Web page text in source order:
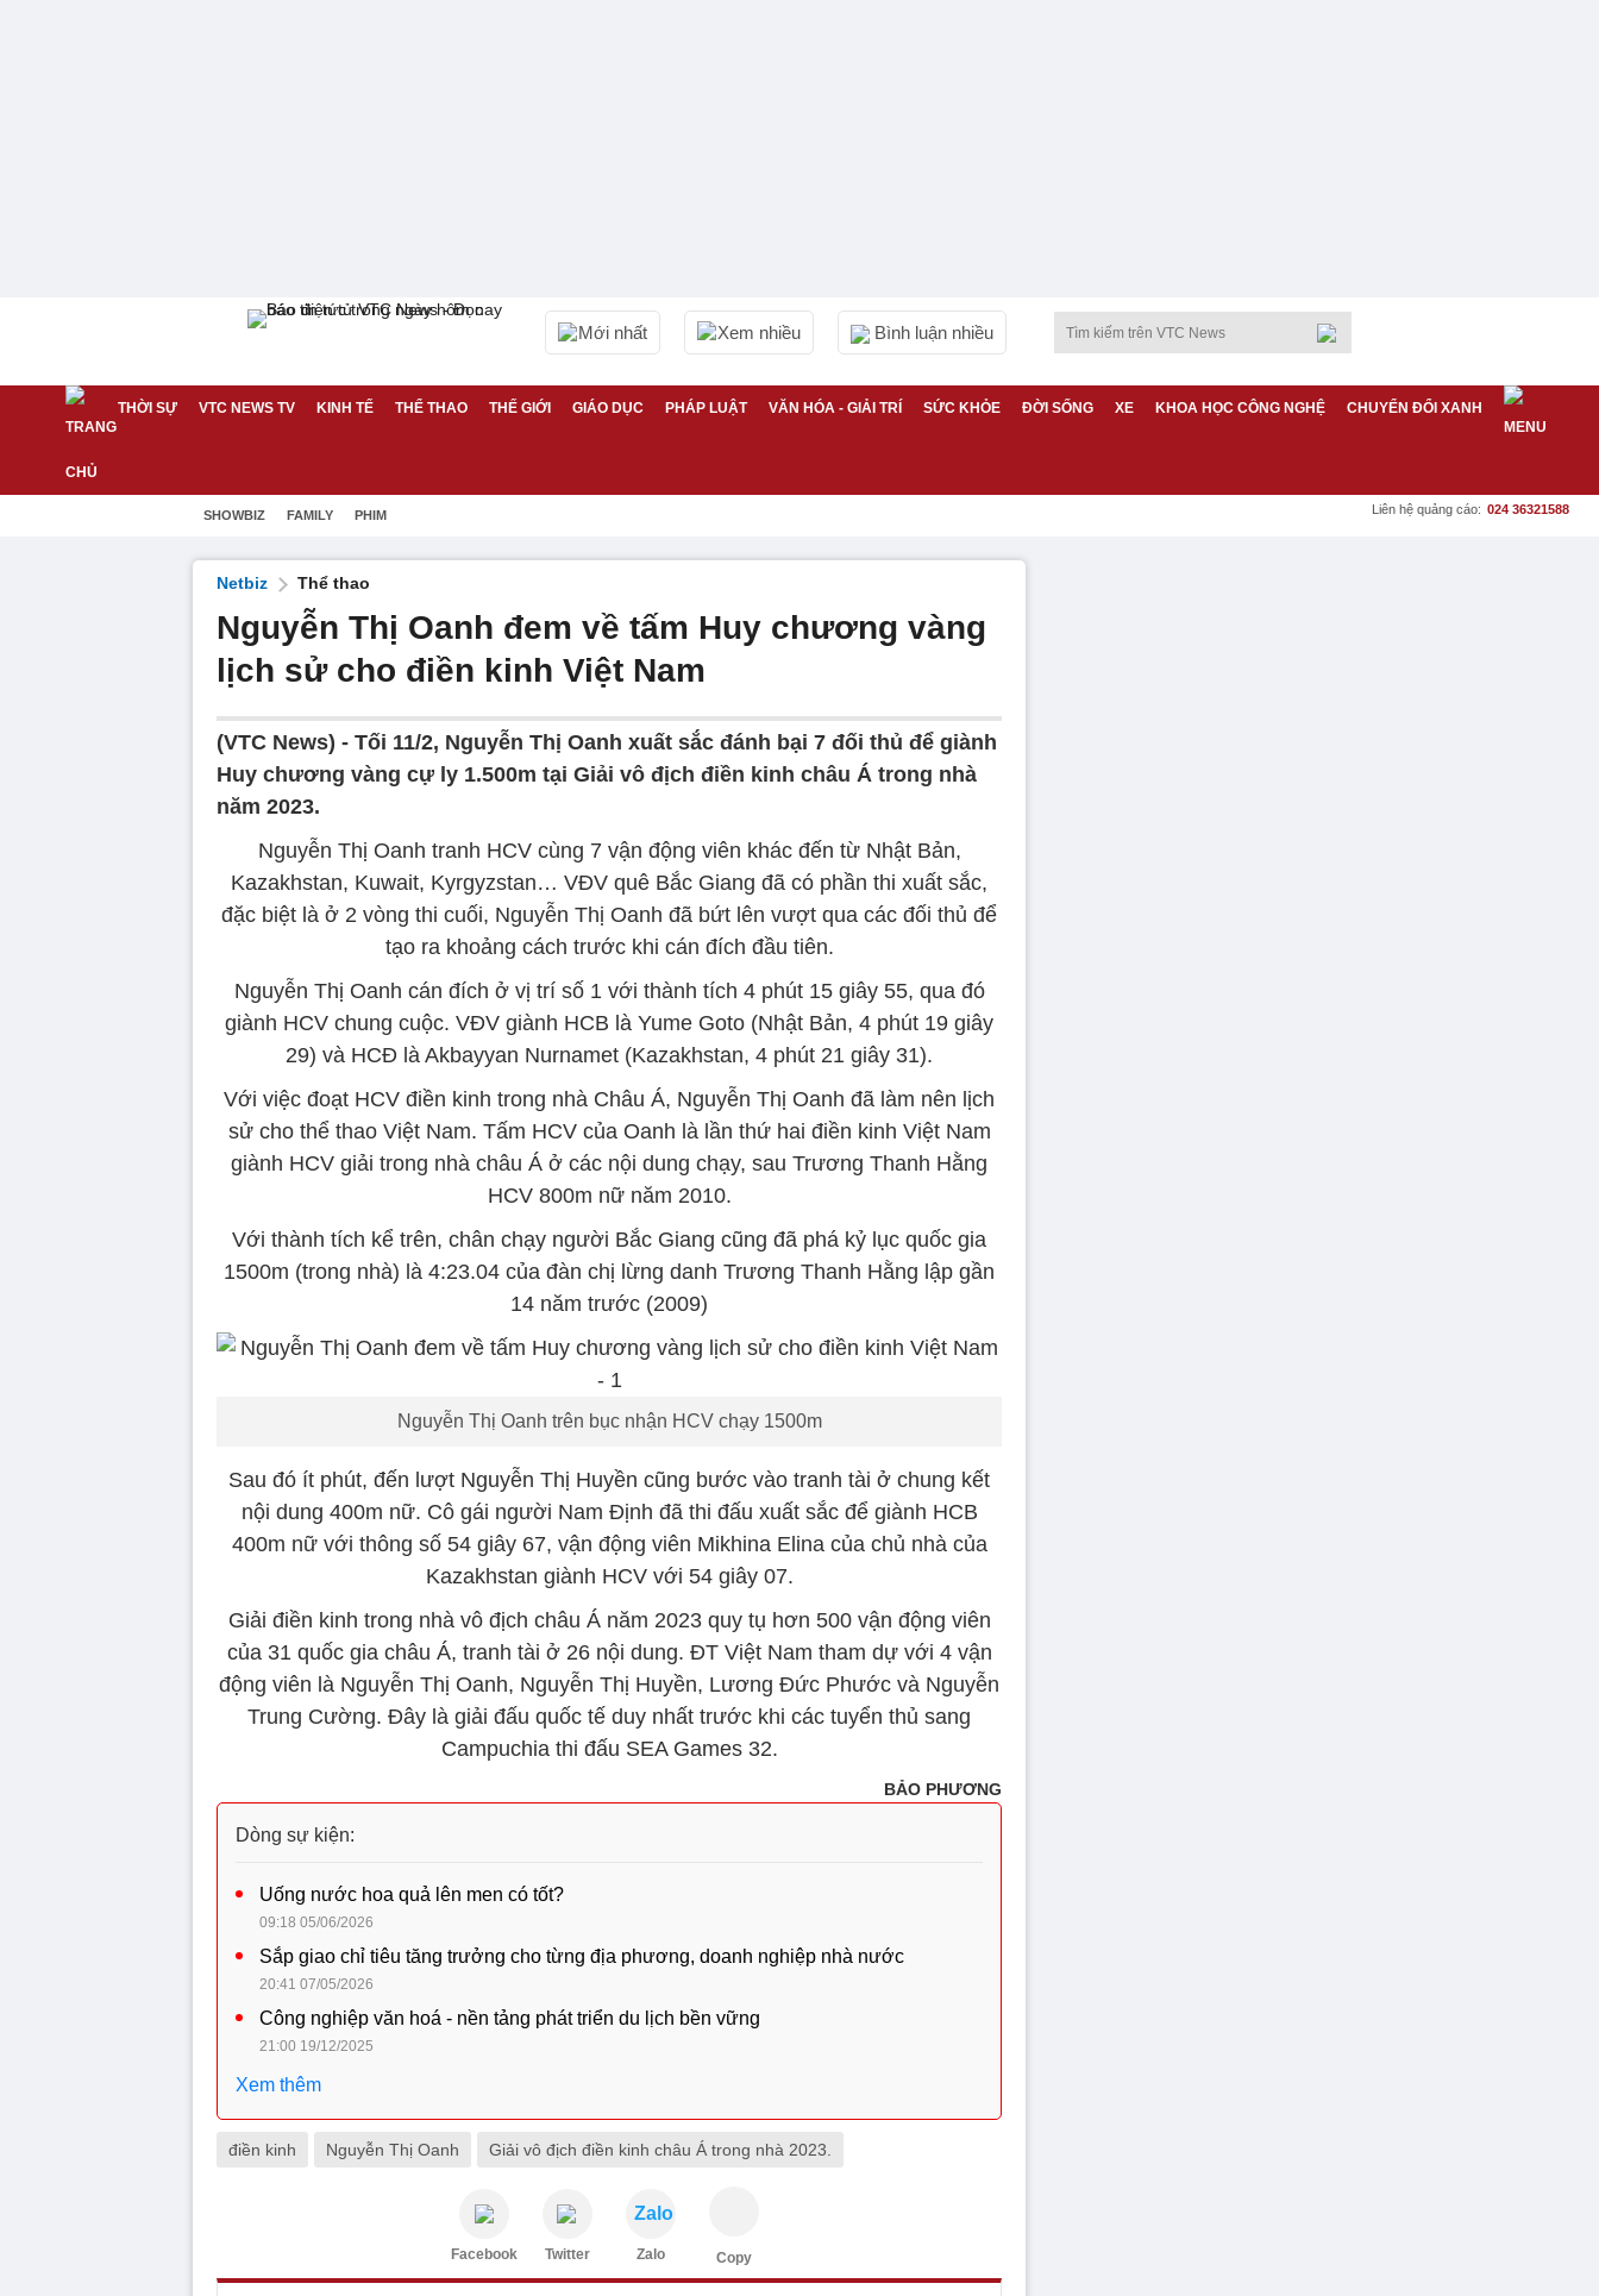
Mới nhất Xem nhiều Bình luận nhiều
THỜI SỰ VTC NEWS TV KINH TẾ THỂ THAO THẾ GIỚI GIÁO DỤC PHÁP LUẬT VĂN HÓA - GIẢI TRÍ SỨC KHỎE ĐỜI SỐNG XE KHOA HỌC CÔNG NGHỆ CHUYỂN ĐỔI XANH
SHOWBIZ FAMILY PHIM Liên hệ quảng cáo: 024 36321588
Netbiz Thể thao
Nguyễn Thị Oanh đem về tấm Huy chương vàng
lịch sử cho điền kinh Việt Nam
(VTC News) - Tối 11/2, Nguyễn Thị Oanh xuất sắc đánh bại 7 đối thủ để giành
Huy chương vàng cự ly 1.500m tại Giải vô địch điền kinh châu Á trong nhà
năm 2023.
Nguyễn Thị Oanh tranh HCV cùng 7 vận động viên khác đến từ Nhật Bản,
Kazakhstan, Kuwait, Kyrgyzstan… VĐV quê Bắc Giang đã có phần thi xuất sắc,
đặc biệt là ở 2 vòng thi cuối, Nguyễn Thị Oanh đã bứt lên vượt qua các đối thủ để
tạo ra khoảng cách trước khi cán đích đầu tiên.
Nguyễn Thị Oanh cán đích ở vị trí số 1 với thành tích 4 phút 15 giây 55, qua đó
giành HCV chung cuộc. VĐV giành HCB là Yume Goto (Nhật Bản, 4 phút 19 giây
29) và HCĐ là Akbayyan Nurnamet (Kazakhstan, 4 phút 21 giây 31).
Với việc đoạt HCV điền kinh trong nhà Châu Á, Nguyễn Thị Oanh đã làm nên lịch
sử cho thể thao Việt Nam. Tấm HCV của Oanh là lần thứ hai điền kinh Việt Nam
giành HCV giải trong nhà châu Á ở các nội dung chạy, sau Trương Thanh Hằng
HCV 800m nữ năm 2010.
Với thành tích kể trên, chân chạy người Bắc Giang cũng đã phá kỷ lục quốc gia
1500m (trong nhà) là 4:23.04 của đàn chị lừng danh Trương Thanh Hằng lập gần
14 năm trước (2009)
Nguyễn Thị Oanh trên bục nhận HCV chạy 1500m
Sau đó ít phút, đến lượt Nguyễn Thị Huyền cũng bước vào tranh tài ở chung kết
nội dung 400m nữ. Cô gái người Nam Định đã thi đấu xuất sắc để giành HCB
400m nữ với thông số 54 giây 67, vận động viên Mikhina Elina của chủ nhà của
Kazakhstan giành HCV với 54 giây 07.
Giải điền kinh trong nhà vô địch châu Á năm 2023 quy tụ hơn 500 vận động viên
của 31 quốc gia châu Á, tranh tài ở 26 nội dung. ĐT Việt Nam tham dự với 4 vận
động viên là Nguyễn Thị Oanh, Nguyễn Thị Huyền, Lương Đức Phước và Nguyễn
Trung Cường. Đây là giải đấu quốc tế duy nhất trước khi các tuyển thủ sang
Campuchia thi đấu SEA Games 32.
BẢO PHƯƠNG
Dòng sự kiện:
Uống nước hoa quả lên men có tốt?
09:18 05/06/2026
Sắp giao chỉ tiêu tăng trưởng cho từng địa phương, doanh nghiệp nhà nước
20:41 07/05/2026
Công nghiệp văn hoá - nền tảng phát triển du lịch bền vững
21:00 19/12/2025
Xem thêm
điền kinh Nguyễn Thị Oanh Giải vô địch điền kinh châu Á trong nhà 2023.
Facebook Twitter
Zalo
Zalo Copy